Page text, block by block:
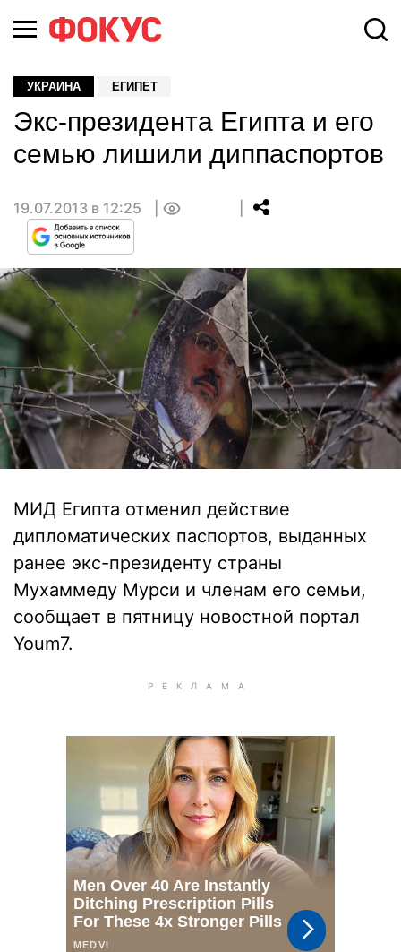
УКРАИНА ЕГИПЕТ
Экс-президента Египта и его
семью лишили диппаспортов
19.07.2013 в 12:25
МИД Египта отменил действие
дипломатических паспортов, выданных
ранее экс-президенту страны
Мухаммеду Мурси и членам его семьи,
сообщает в пятницу новостной портал
Youm7.